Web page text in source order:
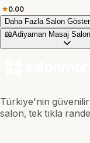
0.00
Daha Fazla Salon Göster
📖Adiyaman Masaj
Türkiye'nin
salon, tek tıkla